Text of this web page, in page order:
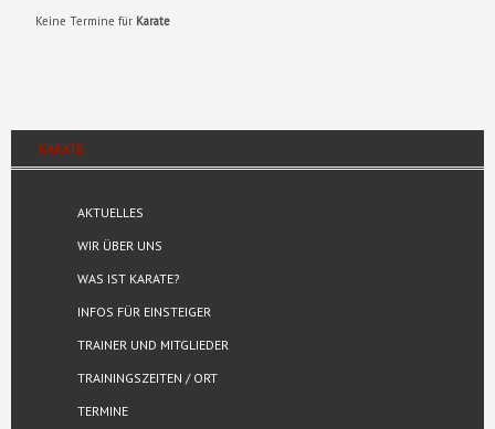
Keine Termine für Karate
KARATE
AKTUELLES
WIR ÜBER UNS
WAS IST KARATE?
INFOS FÜR EINSTEIGER
TRAINER UND MITGLIEDER
TRAININGSZEITEN / ORT
TERMINE